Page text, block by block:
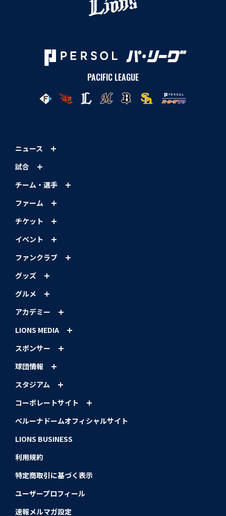
PACIFIC LEAGUE
ニュース
試合
チーム・選手
ファーム
チケット
イベント
ファンクラブ
グッズ
グルメ
アカデミー
LIONS MEDIA
スポンサー
球団情報
スタジアム
コーポレートサイト
ベルーナドームオフィシャルサイト
LIONS BUSINESS
利用規約
特定商取引に基づく表示
ユーザープロフィール
速報メルマガ設定